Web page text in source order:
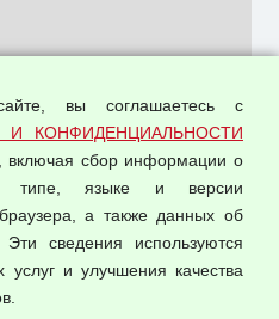
данных
вы соглашаетесь с
И КОНФИДЕНЦИАЛЬНОСТИ
включая сбор информации о
типе, языке и версии
а также данных об
Эти сведения используются
и улучшения качества